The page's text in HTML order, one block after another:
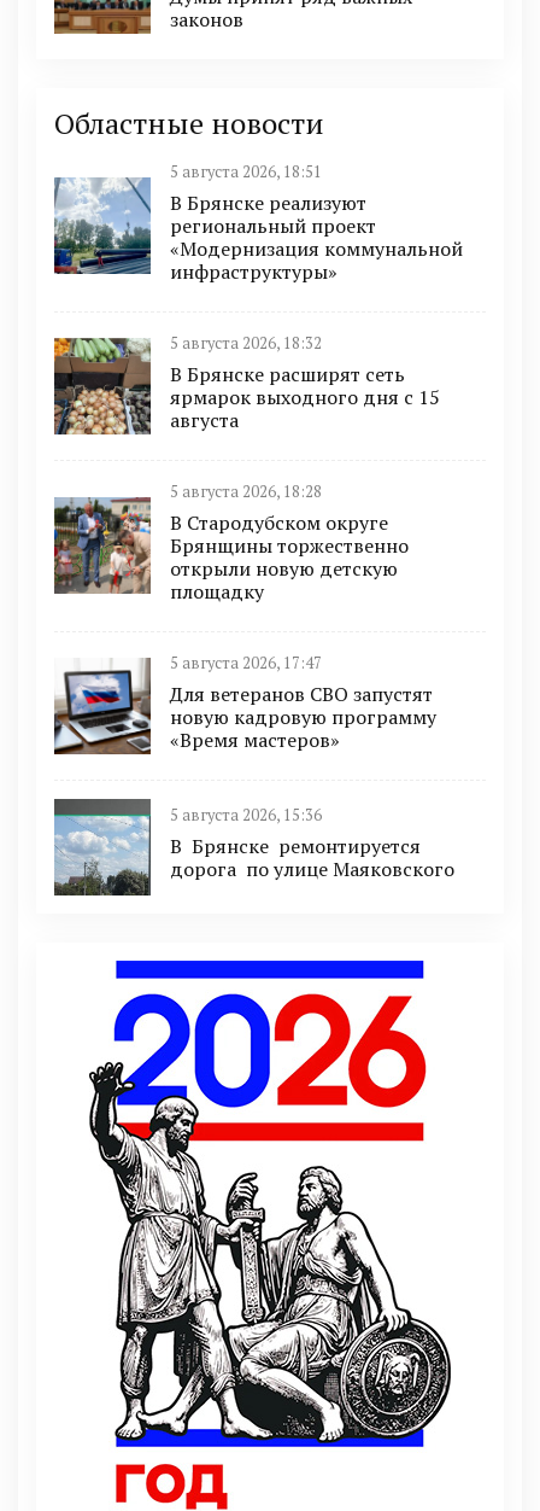
законов
Областные новости
5 августа 2026, 18:51
В Брянске реализуют
региональный проект
«Модернизация коммунальной
инфраструктуры»
5 августа 2026, 18:32
В Брянске расширят сеть
ярмарок выходного дня с 15
августа
5 августа 2026, 18:28
В Стародубском округе
Брянщины торжественно
открыли новую детскую
площадку
5 августа 2026, 17:47
Для ветеранов СВО запустят
новую кадровую программу
«Время мастеров»
5 августа 2026, 15:36
В Брянске ремонтируется
дорога по улице Маяковского